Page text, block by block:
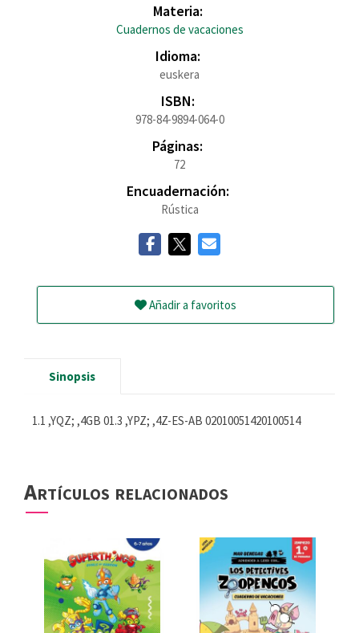
Materia:
Cuadernos de vacaciones
Idioma:
euskera
ISBN:
978-84-9894-064-0
Páginas:
72
Encuadernación:
Rústica
Añadir a favoritos
Sinopsis
1.1 ,YQZ; ,4GB 01.3 ,YPZ; ,4Z-ES-AB 02010051420100514
Artículos relacionados